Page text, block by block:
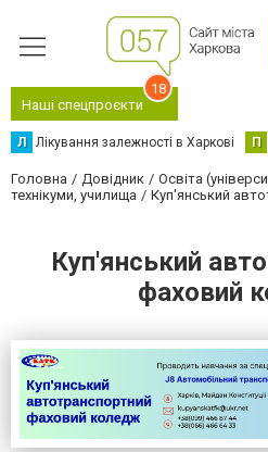
Наші спецпроєкти
18
Л Лікування залежності в Харкові П
Головна Довідник Освіта
технікуми, училища
Куп'янський
Куп'янський
фаховий